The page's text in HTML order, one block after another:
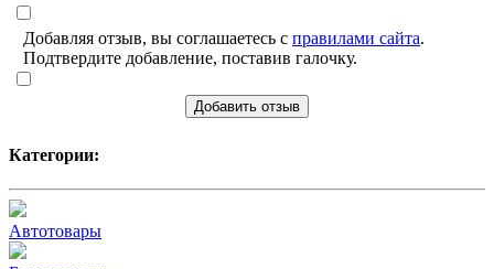
Добавляя отзыв, вы соглашаетесь с правилами сайта.
Подтвердите добавление, поставив галочку.
Добавить отзыв
Категории:
Автотовары